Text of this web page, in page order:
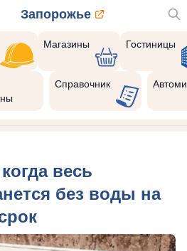
Запорожье
Магазины Гостиницы
Справочник
весь
без воды на